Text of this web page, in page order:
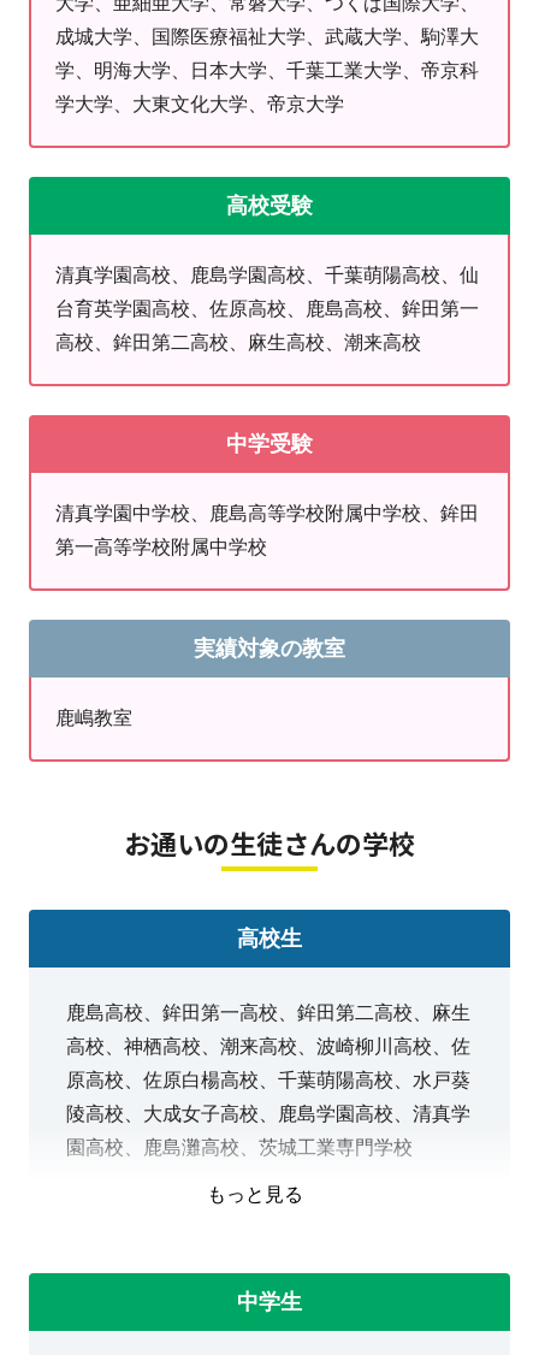
②友人紹介→双方にデジタルギフト1,000円相当
成城大学、国際医療福祉大学、武蔵大学、駒澤大
学、明海大学、日本大学、千葉工業大学、帝京科
学大学、大東文化大学、帝京大学
高校受験
清真学園高校、鹿島学園高校、千葉萌陽高校、仙
台育英学園高校、佐原高校、鹿島高校、鉾田第一
高校、鉾田第二高校、麻生高校、潮来高校
中学受験
清真学園中学校、鹿島高等学校附属中学校、鉾田
第一高等学校附属中学校
実績対象の教室
鹿嶋教室
お通いの生徒さんの学校
高校生
鹿島高校、鉾田第一高校、鉾田第二高校、麻生
高校、神栖高校、潮来高校、波崎柳川高校、佐
原高校、佐原白楊高校、千葉萌陽高校、水戸葵
陵高校、大成女子高校、鹿島学園高校、清真学
園高校、鹿島灘高校、茨城工業専門学校
もっと見る
中学生